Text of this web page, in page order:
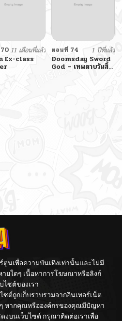
11 เดือนที่แล้ว
Ex-class
ตอนที่ 74
1 ปีที่แล้ว
Doomsday Sword
God – เทพดาบวันสิ้น
ตูนเพื่อความบันเทิงเท่านั้นและไม่มี
ยใดๆ เนื้อหาการโฆษณาหรือลิงก์
ซต์ของเรา
ต์ถูกเก็บรวบรวมจากอินเทอร์เน็ต
หากคุณหรือองค์กรของคุณมีปัญหา
งบนเว็บไซต์ กรุณาติดต่อเราเพื่อ